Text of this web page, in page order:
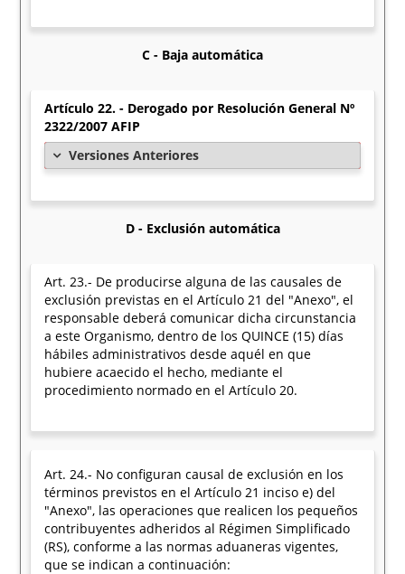
C - Baja automática
Artículo 22. - Derogado por Resolución General Nº
2322/2007 AFIP
Versiones Anteriores
D - Exclusión automática
Art. 23.- De producirse alguna de las causales de
exclusión previstas en el Artículo 21 del "Anexo", el
responsable deberá comunicar dicha circunstancia
a este Organismo, dentro de los QUINCE (15) días
hábiles administrativos desde aquél en que
hubiere acaecido el hecho, mediante el
procedimiento normado en el Artículo 20.
Art. 24.- No configuran causal de exclusión en los
términos previstos en el Artículo 21 inciso e) del
"Anexo", las operaciones que realicen los pequeños
contribuyentes adheridos al Régimen Simplificado
(RS), conforme a las normas aduaneras vigentes,
que se indican a continuación: